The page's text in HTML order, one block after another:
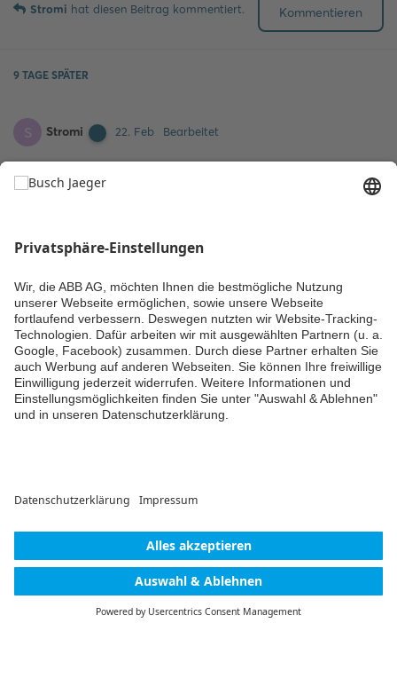
Kommentieren
Stromi hat diesen Beitrag kommentiert.
9 TAGE SPÄTER
S Stromi 22. Feb Bearbeitet
option aufgespielt und dann nochmal alles neu verbunden. Dann
Kommentieren
Kommentar hinzufügen